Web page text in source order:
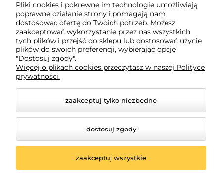
Płatności i dostawa
Informacje
O nas
Pliki cookies i pokrewne im technologie umożliwiają
poprawne działanie strony i pomagają nam
dostosować ofertę do Twoich potrzeb. Możesz
zaakceptować wykorzystanie przez nas wszystkich
tych plików i przejść do sklepu lub dostosować użycie
plików do swoich preferencji, wybierając opcję
"Dostosuj zgody".
Więcej o plikach cookies przeczytasz w naszej Polityce
prywatności.
zaakceptuj tylko niezbędne
dostosuj zgody
zaakceptuj wszystkie